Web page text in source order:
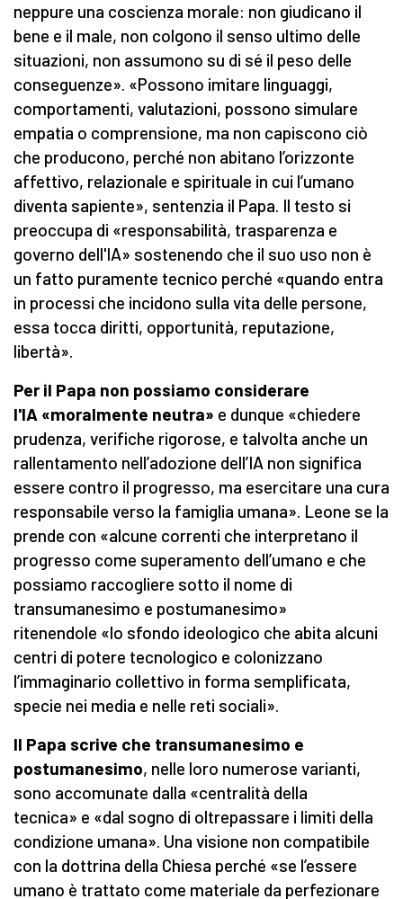
neppure una coscienza morale: non giudicano il
bene e il male, non colgono il senso ultimo delle
situazioni, non assumono su di sé il peso delle
conseguenze». «Possono imitare linguaggi,
comportamenti, valutazioni, possono simulare
empatia o comprensione, ma non capiscono ciò
che producono, perché non abitano l’orizzonte
affettivo, relazionale e spirituale in cui l’umano
diventa sapiente», sentenzia il Papa. Il testo si
preoccupa di «responsabilità, trasparenza e
governo dell'IA» sostenendo che il suo uso non è
un fatto puramente tecnico perché «quando entra
in processi che incidono sulla vita delle persone,
essa tocca diritti, opportunità, reputazione,
libertà».
Per il Papa non possiamo considerare
l'IA «moralmente neutra» e dunque «chiedere
prudenza, verifiche rigorose, e talvolta anche un
rallentamento nell’adozione dell’IA non significa
essere contro il progresso, ma esercitare una cura
responsabile verso la famiglia umana». Leone se la
prende con «alcune correnti che interpretano il
progresso come superamento dell’umano e che
possiamo raccogliere sotto il nome di
transumanesimo e postumanesimo»
ritenendole «lo sfondo ideologico che abita alcuni
centri di potere tecnologico e colonizzano
l’immaginario collettivo in forma semplificata,
specie nei media e nelle reti sociali».
Il Papa scrive che transumanesimo e
postumanesimo, nelle loro numerose varianti,
sono accomunate dalla «centralità della
tecnica» e «dal sogno di oltrepassare i limiti della
condizione umana». Una visione non compatibile
con la dottrina della Chiesa perché «se l’essere
umano è trattato come materiale da perfezionare